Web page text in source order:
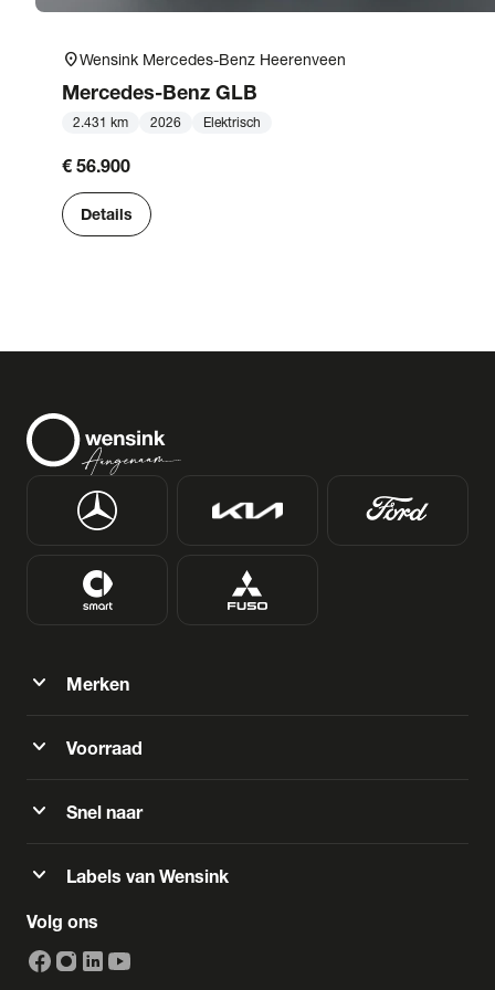
location_onWensink Mercedes-Benz Heerenveen
Mercedes-Benz GLB
2.431 km 2026 Elektrisch
€ 56.900
Details
expand_more Merken
expand_more Voorraad
expand_more Snel naar
expand_more Labels van Wensink
Volg ons